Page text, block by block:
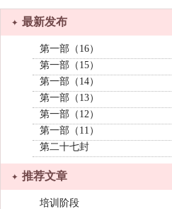
最新发布
第一部（16）
第一部（15）
第一部（14）
第一部（13）
第一部（12）
第一部（11）
第二十七封
推荐文章
培训阶段